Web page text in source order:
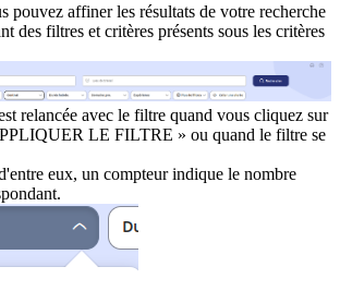
pouvez affiner les résultats de votre recherche
des filtres et critères présents sous les critères
relancée avec le filtre quand vous cliquez sur
LE FILTRE » ou quand le filtre se
eux, un compteur indique le nombre